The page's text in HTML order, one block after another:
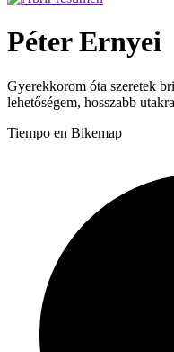
Péter Ernyei
Gyerekkorom óta szeretek
lehetőségem, hosszabb
Tiempo en Bikemap